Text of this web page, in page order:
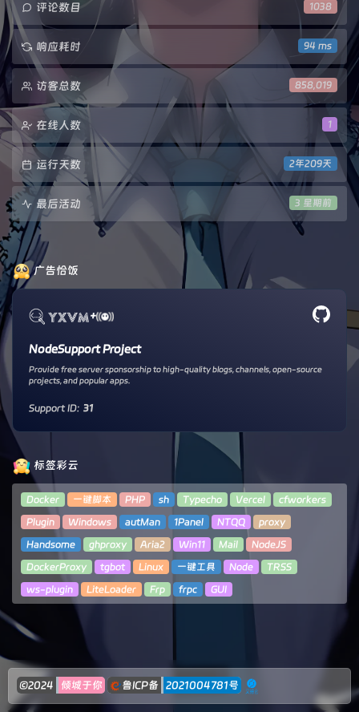
1038
评论数目
94 ms
响应耗时
858,019
访客总数
1
在线人数
2年209天
运行天数
3 星期前
最后活动
广告恰饭
+
NodeSupport Project
Provide free server sponsorship to high-quality blogs, channels, open-source
projects, and popular apps.
Support ID: 31
标签彩云
Docker 一键脚本 PHP sh Typecho Vercel
cfworkers
Plugin
Windows autMan 1Panel NTQQ
proxy
Handsome
ghproxy Aria2 Win11 Mail
NodeJS
DockerProxy
tgbot Linux 一键工具 Node
TRSS
ws-plugin
LiteLoader Frp frpc GUI
©2024 倾城于你 鲁ICP备 2021004781号